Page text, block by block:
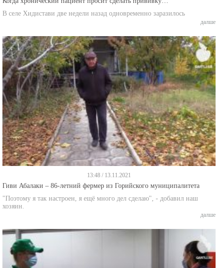
В селе Хидистави две недели назад одновременно заразилось
13:48 / 13.11.2021
Гиви Абалаки – 86-летний фермер из Горийского муниципалитета
"Поэтому я так настроен, я ещё много дел сделаю", - добавил наш
хозяин.